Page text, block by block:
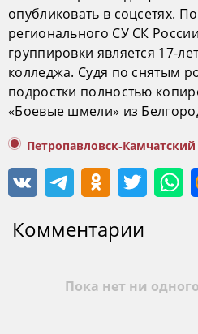
опубликовать в соцсетях.
регионального СУ СК
группировки является 17-
колледжа. Судя по снятым
подростки полностью
«Боевые шмели» из
Петропавловск-Камчатский
Комментарии
Пока нет ни